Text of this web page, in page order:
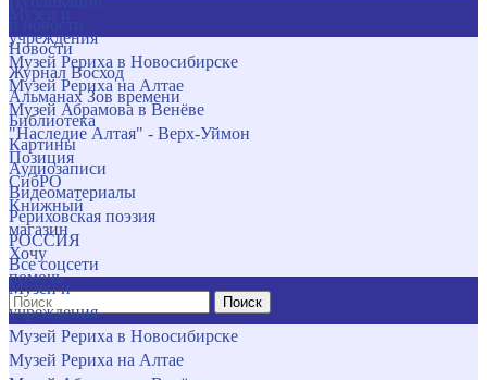
учреждения
Музей Рериха в Новосибирске
Музей Рериха на Алтае
Музей Абрамова в Венёве
"Наследие Алтая" - Верх-Уймон
Позиция
СибРО
Книжный
магазин
Хочу
помочь
Поиск
Новости
Журнал Восход
Альманах Зов времени
Библиотека
Картины
Аудиозаписи
Видеоматериалы
Рериховская поэзия
РОССИЯ
Все соцсети
Музеи и
учреждения
Музей Рериха в Новосибирске
Музей Рериха на Алтае